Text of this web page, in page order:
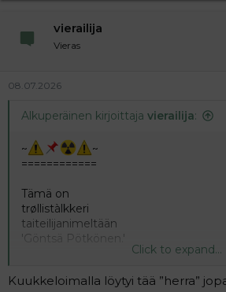
fantasioitaan Eenä /
äksänä.
ne eivät ole minulta.
vierailija
Vieras
08.07.2026
Alkuperäinen kirjoittaja vierailija:
~
~
============
Tämä on
trøllistàlkkeri
taiteilijanimeltään
'Göntsä Pötkönen.'
on mieltynyt
Click to expand...
Kuukkeloimalla löytyi tää ”herra”